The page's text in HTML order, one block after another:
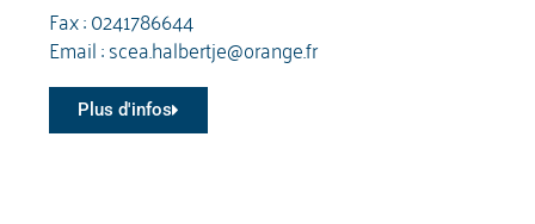
Fax : 0241786644
Email :scea.halbertje@orange.fr
Plus d'infos